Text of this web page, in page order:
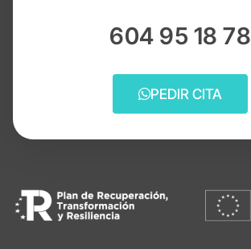
604 95 18 78
PEDIR CITA